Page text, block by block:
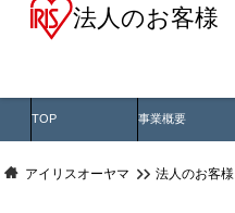
法人のお客様
TOP 事業概要
アイリスオーヤマ 法人のお客様